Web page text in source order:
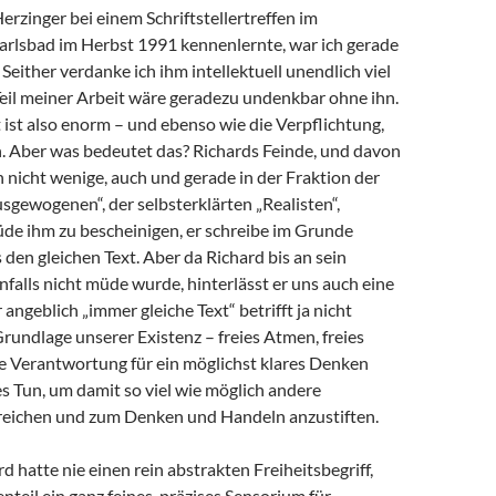
bei einem Schriftstellertreffen im
im Herbst 1991 kennenlernte, war ich gerade
verdanke ich ihm intellektuell unendlich viel
meiner Arbeit wäre geradezu undenkbar ohne ihn.
also enorm – und ebenso wie die Verpflichtung,
Aber was bedeutet das? Richards Feinde, und davon
wenige, auch und gerade in der Fraktion der
der selbsterklärten „Realisten“,
ihm zu bescheinigen, er schreibe im Grunde
gleichen Text. Aber da Richard bis an sein
nicht müde wurde, hinterlässt er uns auch eine
„immer gleiche Text“ betrifft ja nicht
unserer Existenz – freies Atmen, freies
Verantwortung für ein möglichst klares Denken
Tun, um damit so viel wie möglich andere
und zum Denken und Handeln anzustiften.
hatte nie einen rein abstrakten Freiheitsbegriff,